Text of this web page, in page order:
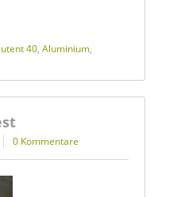
40, Aluminium,
0 Kommentare